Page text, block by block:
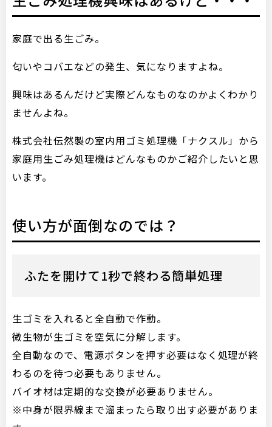
家庭で出る生ごみ。
匂いやコバエなどの発生、気になりますよね。
興味はあるんだけど実際どんなものなのかよくわかり
ませんよね。
株式会社伝然製の室内用ゴミ処理機「ナクスル」から
家庭用生ごみ処理機はどんなものかご紹介したいと思
います。
使い方が面倒なのでは？
ふたを開けて1秒で終わる簡単処理
生ゴミを入れると全自動で作動。
微生物が生ゴミを空気に分解します。
全自動なので、電源ボタンを押す必要はなく処理が終
わるのを待つ必要もありません。
バイオ材は定期的な交換が必要ありません。
※中身が限界線まで溜まったら取り出す必要がありま